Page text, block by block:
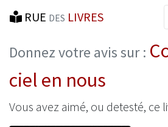
RUE DES LIVRES
Donnez votre avis sur :
ciel en nous
Vous avez aimé, ou detesté, ce